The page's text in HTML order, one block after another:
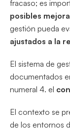
fracaso; es
posibles
gestión pueda
ajustados a la
El sistema de
documentados
numeral 4. el
El contexto se
de los entornos